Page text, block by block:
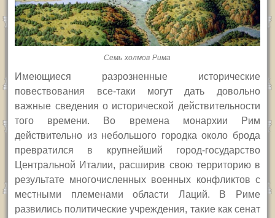
Семь холмов Рима
Имеющиеся разрозненные исторические
повествования все-таки могут дать довольно
важные сведения о исторической действительности
того времени. Во времена монархии Рим
действительно из небольшого городка около брода
превратился в крупнейший город-государство
Центральной Италии, расширив свою территорию в
результате многочисленных военных конфликтов с
местными племенами области Лаций. В Риме
развились политические учреждения, такие как сенат